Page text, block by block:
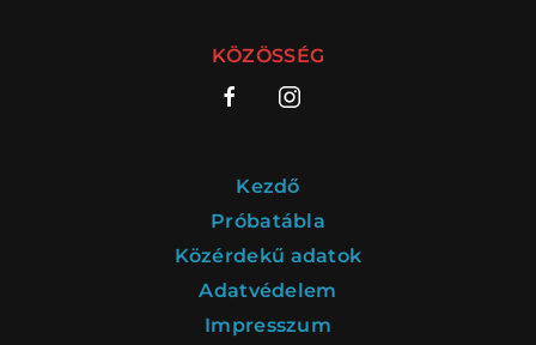
KÖZÖSSÉG
Kezdő
Próbatábla
Közérdekű adatok
Adatvédelem
Impresszum